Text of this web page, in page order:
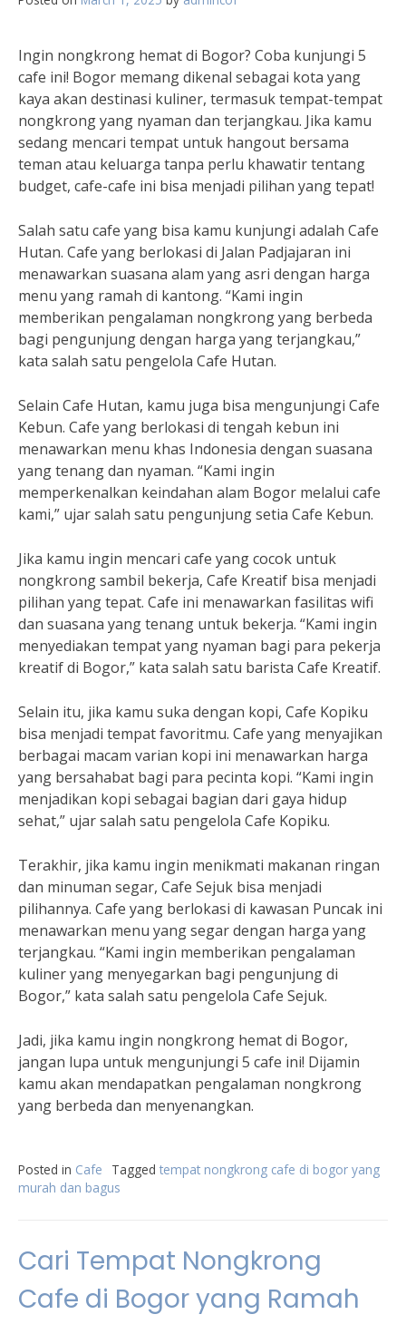
Ingin nongkrong hemat di Bogor? Coba kunjungi 5
cafe ini! Bogor memang dikenal sebagai kota yang
kaya akan destinasi kuliner, termasuk tempat-tempat
nongkrong yang nyaman dan terjangkau. Jika kamu
sedang mencari tempat untuk hangout bersama
teman atau keluarga tanpa perlu khawatir tentang
budget, cafe-cafe ini bisa menjadi pilihan yang tepat!
Salah satu cafe yang bisa kamu kunjungi adalah Cafe
Hutan. Cafe yang berlokasi di Jalan Padjajaran ini
menawarkan suasana alam yang asri dengan harga
menu yang ramah di kantong. “Kami ingin
memberikan pengalaman nongkrong yang berbeda
bagi pengunjung dengan harga yang terjangkau,”
kata salah satu pengelola Cafe Hutan.
Selain Cafe Hutan, kamu juga bisa mengunjungi Cafe
Kebun. Cafe yang berlokasi di tengah kebun ini
menawarkan menu khas Indonesia dengan suasana
yang tenang dan nyaman. “Kami ingin
memperkenalkan keindahan alam Bogor melalui cafe
kami,” ujar salah satu pengunjung setia Cafe Kebun.
Jika kamu ingin mencari cafe yang cocok untuk
nongkrong sambil bekerja, Cafe Kreatif bisa menjadi
pilihan yang tepat. Cafe ini menawarkan fasilitas wifi
dan suasana yang tenang untuk bekerja. “Kami ingin
menyediakan tempat yang nyaman bagi para pekerja
kreatif di Bogor,” kata salah satu barista Cafe Kreatif.
Selain itu, jika kamu suka dengan kopi, Cafe Kopiku
bisa menjadi tempat favoritmu. Cafe yang menyajikan
berbagai macam varian kopi ini menawarkan harga
yang bersahabat bagi para pecinta kopi. “Kami ingin
menjadikan kopi sebagai bagian dari gaya hidup
sehat,” ujar salah satu pengelola Cafe Kopiku.
Terakhir, jika kamu ingin menikmati makanan ringan
dan minuman segar, Cafe Sejuk bisa menjadi
pilihannya. Cafe yang berlokasi di kawasan Puncak ini
menawarkan menu yang segar dengan harga yang
terjangkau. “Kami ingin memberikan pengalaman
kuliner yang menyegarkan bagi pengunjung di
Bogor,” kata salah satu pengelola Cafe Sejuk.
Jadi, jika kamu ingin nongkrong hemat di Bogor,
jangan lupa untuk mengunjungi 5 cafe ini! Dijamin
kamu akan mendapatkan pengalaman nongkrong
yang berbeda dan menyenangkan.
Posted in Cafe Tagged tempat nongkrong cafe di bogor yang
murah dan bagus
Cari Tempat Nongkrong
Cafe di Bogor yang Ramah